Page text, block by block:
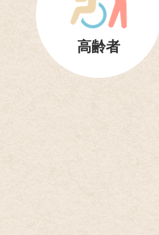
高齢者